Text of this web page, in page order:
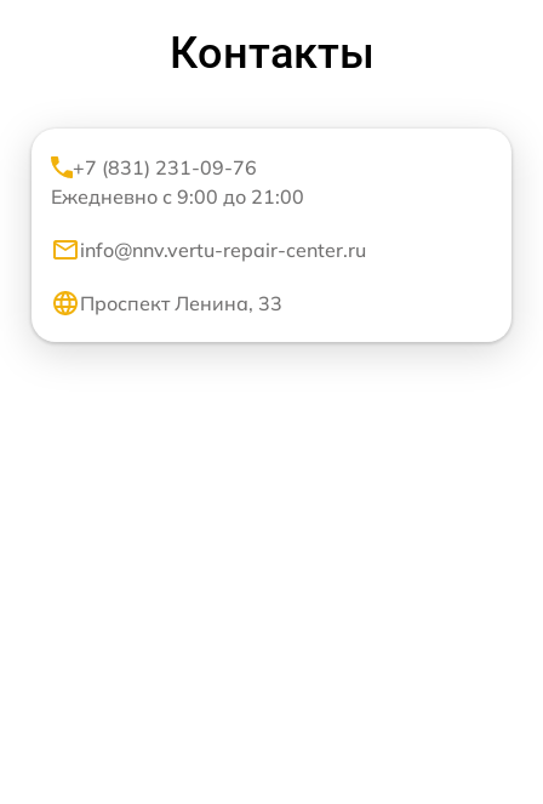
Контакты
+7 (831) 231-09-76
Ежедневно с 9:00 до 21:00
info@nnv.vertu-repair-center.ru
Проспект Ленина, 33